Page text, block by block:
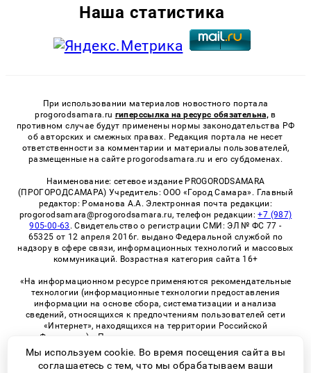
Наша статистика
При использовании материалов новостного портала
progorodsamara.ru гиперссылка на ресурс обязательна, в
противном случае будут применены нормы законодательства РФ
об авторских и смежных правах. Редакция портала не несет
ответственности за комментарии и материалы пользователей,
размещенные на сайте progorodsamara.ru и его субдоменах.
Наименование: сетевое издание PROGORODSAMARA
(ПРОГОРОДСАМАРА) Учредитель: ООО «Город Самара». Главный
редактор: Романова А.А. Электронная почта редакции:
progorodsamara@progorodsamara.ru, телефон редакции:+7 (987)
905-00-63 . Свидетельство о регистрации СМИ: ЭЛ № ФС 77 -
65325 от 12 апреля 2016г. выдано Федеральной службой по
надзору в сфере связи, информационных технологий и массовых
коммуникаций. Возрастная категория сайта 16+
«На информационном ресурсе применяются рекомендательные
технологии (информационные технологии предоставления
информации на основе сбора, систематизации и анализа
сведений, относящихся к предпочтениям пользователей сети
«Интернет», находящихся на территории Российской
Федерации)». Правила применения рекомендательных
технологий в виджетах рекламно-обменной сети
«СМИ2» (PDF)
Мы используем cookie. Во время посещения сайта вы
соглашаетесь с тем, что мы обрабатываем ваши